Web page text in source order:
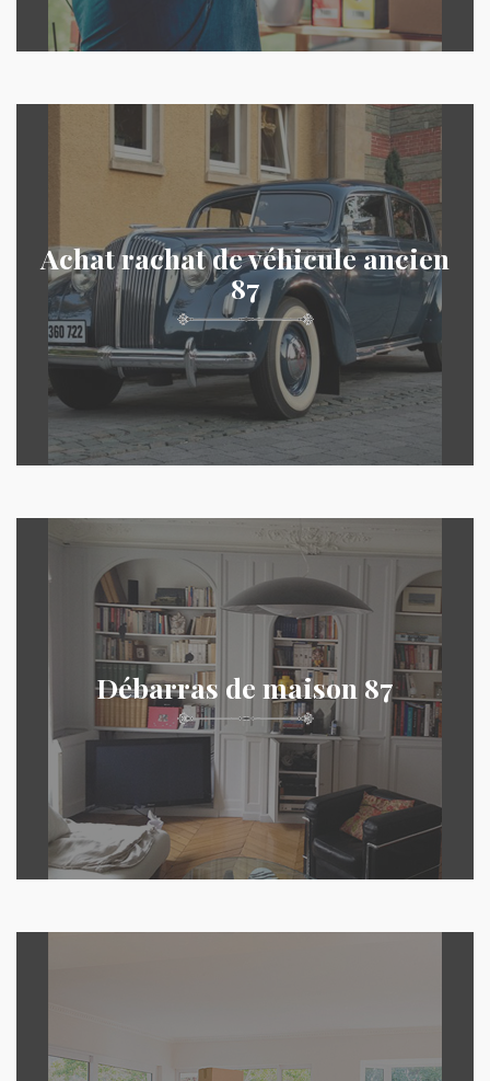
Achat rachat de véhicule ancien
87
Débarras de maison 87